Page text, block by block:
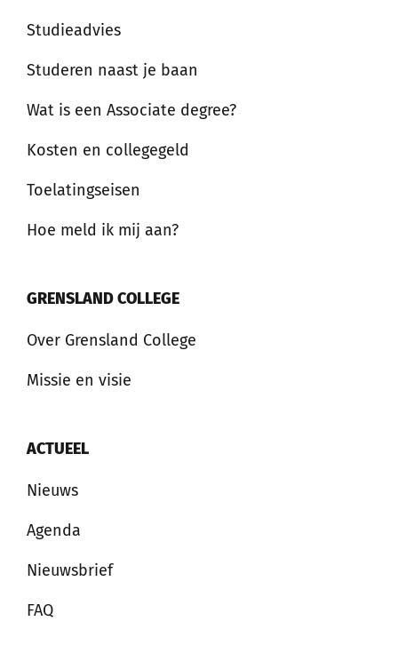
Studieadvies
Studeren naast je baan
Wat is een Associate degree?
Kosten en collegegeld
Toelatingseisen
Hoe meld ik mij aan?
GRENSLAND COLLEGE
Over Grensland College
Missie en visie
ACTUEEL
Nieuws
Agenda
Nieuwsbrief
FAQ